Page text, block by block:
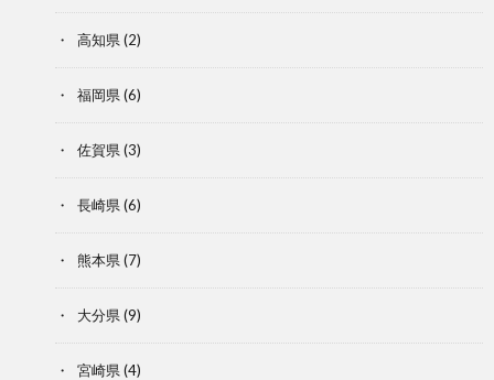
高知県(2)
福岡県(6)
佐賀県(3)
長崎県(6)
熊本県(7)
大分県(9)
宮崎県(4)